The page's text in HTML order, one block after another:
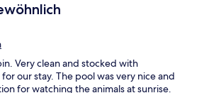
Very clean and stocked with
our stay. The pool was very nice and
for watching the animals at sunrise.